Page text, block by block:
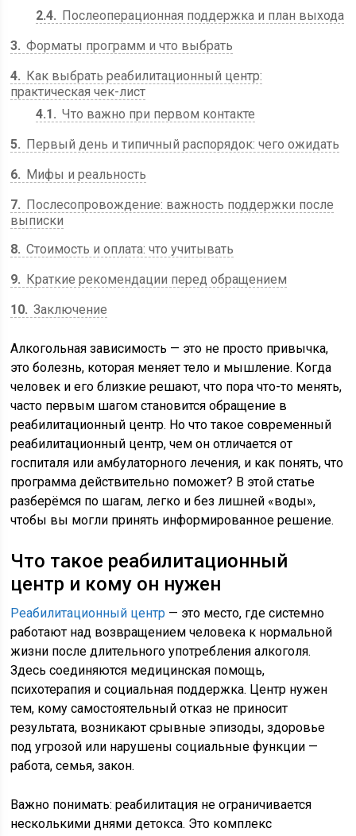
2.4
Послеоперационная поддержка и план выхода
3 Форматы программ и что выбрать
4
Как выбрать реабилитационный центр:
практическая чек-лист
4.1
Что важно при первом контакте
5
Первый день и типичный распорядок: чего ожидать
6
Мифы и реальность
7
Послесопровождение: важность поддержки после
выписки
8 Стоимость и оплата: что учитывать
9
Краткие рекомендации перед обращением
10 Заключение
Алкогольная зависимость — это не просто привычка,
это болезнь, которая меняет тело и мышление. Когда
человек и его близкие решают, что пора что-то менять,
часто первым шагом становится обращение в
реабилитационный центр. Но что такое современный
реабилитационный центр, чем он отличается от
госпиталя или амбулаторного лечения, и как понять, что
программа действительно поможет? В этой статье
разберёмся по шагам, легко и без лишней «воды»,
чтобы вы могли принять информированное решение.
Что такое реабилитационный
центр и кому он нужен
Реабилитационный центр — это место, где системно
работают над возвращением человека к нормальной
жизни после длительного употребления алкоголя.
Здесь соединяются медицинская помощь,
психотерапия и социальная поддержка. Центр нужен
тем, кому самостоятельный отказ не приносит
результата, возникают срывные эпизоды, здоровье
под угрозой или нарушены социальные функции —
работа, семья, закон.
Важно понимать: реабилитация не ограничивается
несколькими днями детокса. Это комплекс